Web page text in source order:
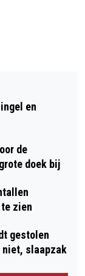
IN
VAN
en
de
doek bij
zien
gestolen
slaapzak